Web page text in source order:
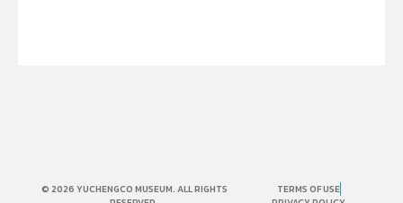
© 2026 YUCHENGCO MUSEUM. ALL RIGHTS
TERMS OF USE